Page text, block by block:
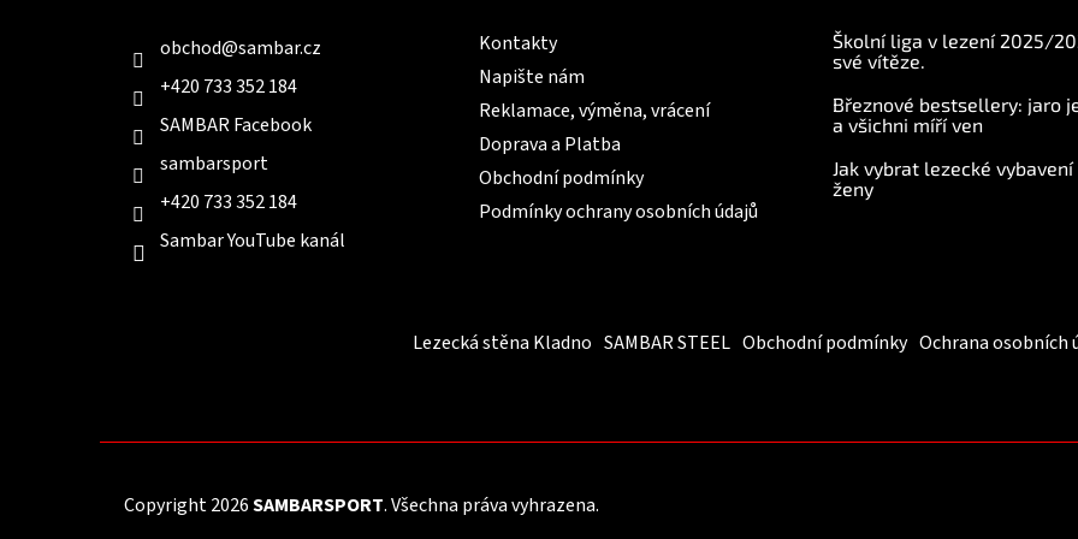
obchod@sambar.cz
+420 733 352 184
SAMBAR Facebook
sambarsport
+420 733 352 184
Sambar YouTube kanál
Kontakty
Napište nám
Reklamace, výměna, vrácení
Doprava a Platba
Obchodní podmínky
Podmínky ochrany osobních údajů
Školní liga v lezení 2025/
své vítěze.
Březnové bestsellery: jaro
a všichni míří ven
Jak vybrat lezecké
ženy
Lezecká stěna Kladno SAMBAR STEEL Obchodní podmínky Ochrana osobních
Copyright 2026SAMBARSPORT. Všechna práva vyhrazena.